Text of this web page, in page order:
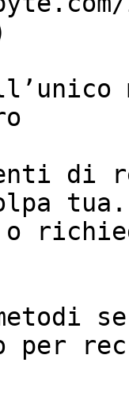
di
o
per